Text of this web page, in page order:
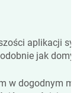
aplikacji
jak
w dogodnym